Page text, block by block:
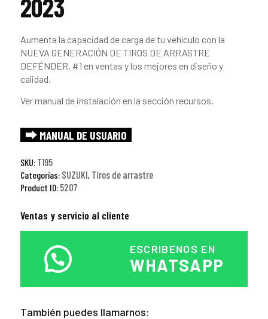
2023
Aumenta la capacidad de carga de tu vehículo con la
NUEVA GENERACIÓN DE TIROS DE ARRASTRE
DEFÉNDER, #1 en ventas y los mejores en diseño y
calidad.
Ver manual de instalación en la sección recursos.
⮕ MANUAL DE USUARIO
SKU: T195
Categorías: SUZUKI, Tiros de arrastre
Product ID: 5207
Ventas y servicio al cliente
ESCRIBENOS EN
WHATSAPP
También puedes llamarnos: